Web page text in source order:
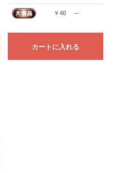
￥40 ---
カートに入れる